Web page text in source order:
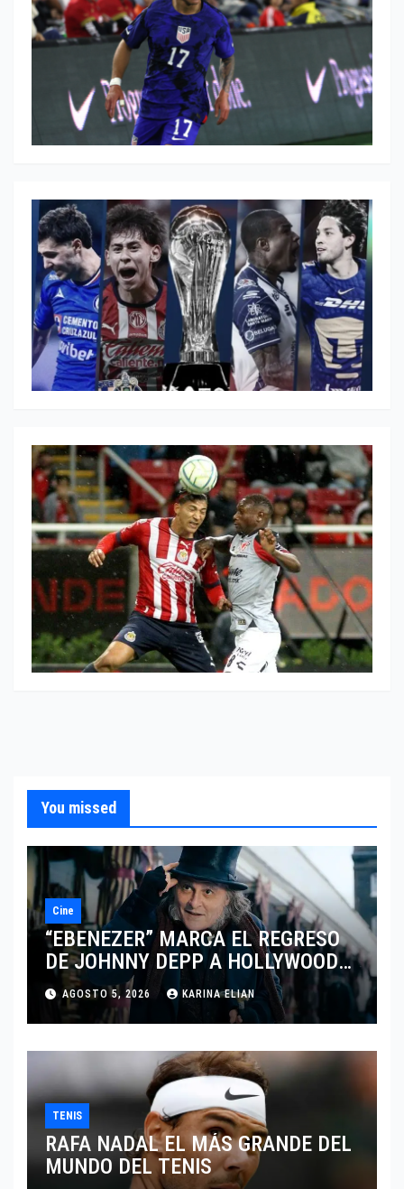
You missed
Cine
“EBENEZER” MARCA EL REGRESO
DE JOHNNY DEPP A HOLLYWOOD
TRAS SU PASO POR EL CINE
INDEPENDIENTE EUROPEO
AGOSTO 5, 2026 KARINA ELIAN
TENIS
RAFA NADAL EL MÁS GRANDE DEL
MUNDO DEL TENIS